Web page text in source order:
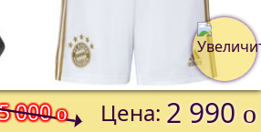
000o Цена: 2 990 o